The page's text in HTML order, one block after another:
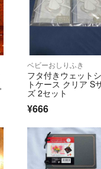
ベビーおしりふき
フタ付きウェット
トケース クリア S
ズ 2セット
¥666